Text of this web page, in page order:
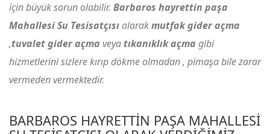
için büyük sorun olabilir. Barbaros hayrettin paşa
Mahallesi Su Tesisatçısıolarakmutfak gider açma
,tuvalet gider açma veyatıkanıklık açma gibi
hizmetlerini sizlere kırıp dökme olmadan , pimaşa bile zarar
vermeden vermektedir.
BARBAROS HAYRETTIN PAŞA MAHALLESI